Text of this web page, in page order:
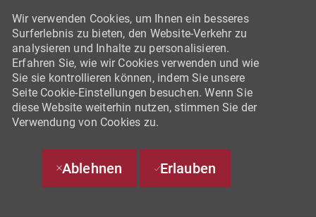
Wir verwenden Cookies, um Ihnen ein besseres
Surferlebnis zu bieten, den Website-Verkehr zu
analysieren und Inhalte zu personalisieren.
Erfahren Sie, wie wir Cookies verwenden und wie
Sie sie kontrollieren können, indem Sie unsere
Seite Cookie-Einstellungen besuchen. Wenn Sie
diese Website weiterhin nutzen, stimmen Sie der
Verwendung von Cookies zu.
Ablehnen Erlauben